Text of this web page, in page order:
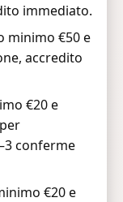
immediato.
minimo €50 e
accredito
€20 e
conferme
€20 e